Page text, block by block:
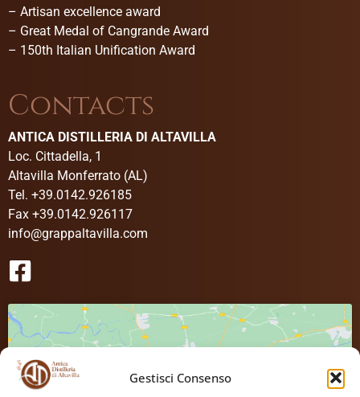
Gestisci Consenso
– Artisan excellence award
– Great Medal of Cangrande Award
– 150th Italian Unification Award
Contacts
ANTICA DISTILLERIA DI ALTAVILLA
Loc. Cittadella, 1
Altavilla Monferrato (AL)
Tel. +39.0142.926185
Fax +39.0142.926117
info@grappaltavilla.com